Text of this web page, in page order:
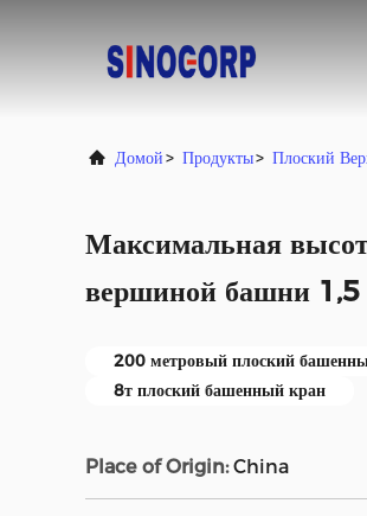
Домой> Продукты> Плоский
Максимальная
вершиной башни 1,5
200 метровый плоский
8т плоский башенный кран
Place of Origin: China